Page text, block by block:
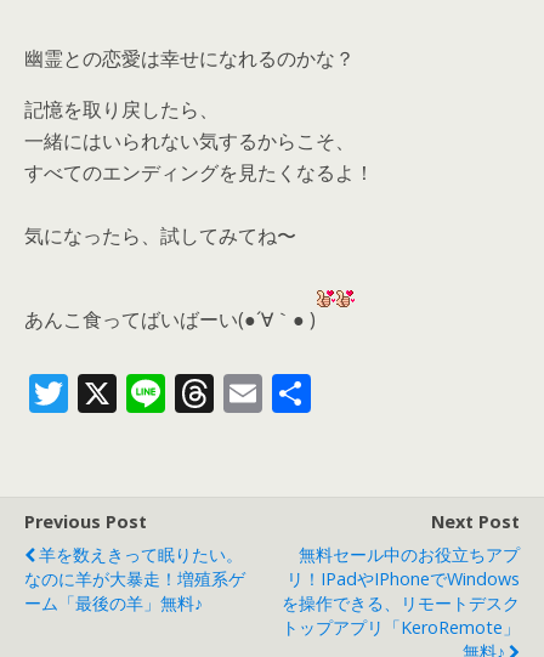
幽霊との恋愛は幸せになれるのかな？
記憶を取り戻したら、
一緒にはいられない気するからこそ、
すべてのエンディングを見たくなるよ！
気になったら、 試してみてね〜
あんこ食ってばいばーい(●´∀｀● )
T
er
X Li T
d
s
E
Previous Post
羊を数えきって眠りたい。
なのに羊が大暴走！増殖系ゲ
ーム「最後の羊」無料♪
Next Post
無料セール中のお役立ちアプ
リ！iPadやiPhoneでWindows
を操作できる、リモートデスク
トップアプリ「KeroRemote」
無料♪